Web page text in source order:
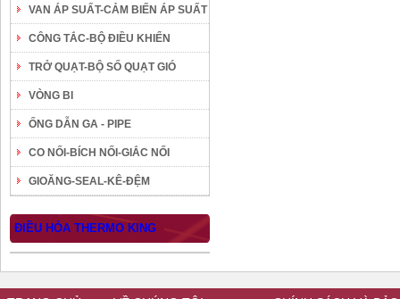
VAN ÁP SUẤT-CẢM BIẾN ÁP SUẤT
CÔNG TẮC-BỘ ĐIỀU KHIỂN
TRỞ QUẠT-BỘ SỐ QUẠT GIÓ
VÒNG BI
ỐNG DẪN GA - PIPE
CO NỐI-BÍCH NỐI-GIẮC NỐI
GIOĂNG-SEAL-KÊ-ĐỆM
ĐIỀU HÒA THERMO KING